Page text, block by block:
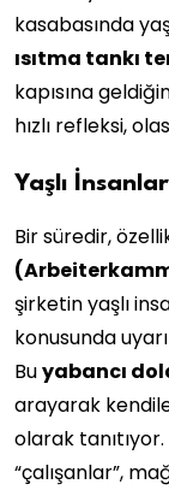
kasabasında
ısıtma tankı
kapısına
hızlı refleksi,
Yaşlı
Bir süredir,
şirketin yaşlı
konusunda
Buyabancı
arayarak
olarak
“çalışanlar”,